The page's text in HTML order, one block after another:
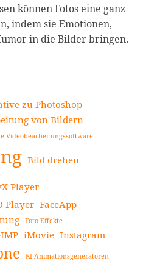
können Fotos eine ganz
indem sie Emotionen,
in die Bilder bringen.
zu Photoshop
von Bildern
Videobearbeitungssoftware
Bild drehen
Player
Player FaceApp
Foto Effekte
iMovie Instagram
KI-Animationsgeneratoren